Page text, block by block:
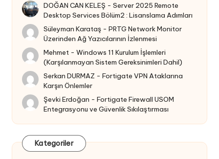
DOĞAN CAN KELEŞ -Server 2025 Remote
Desktop Services Bölüm2 : Lisanslama Adımları
Süleyman Karataş -PRTG Network Monitor
Üzerinden Ağ Yazıcılarının İzlenmesi
Mehmet -Windows 11 Kurulum İşlemleri
(Karşılanmayan Sistem Gereksinimleri Dahil)
Serkan DURMAZ -Fortigate VPN Ataklarına
Karşın Önlemler
Şevki Erdoğan -Fortigate Firewall USOM
Entegrasyonu ve Güvenlik Sıkılaştırması
Kategoriler